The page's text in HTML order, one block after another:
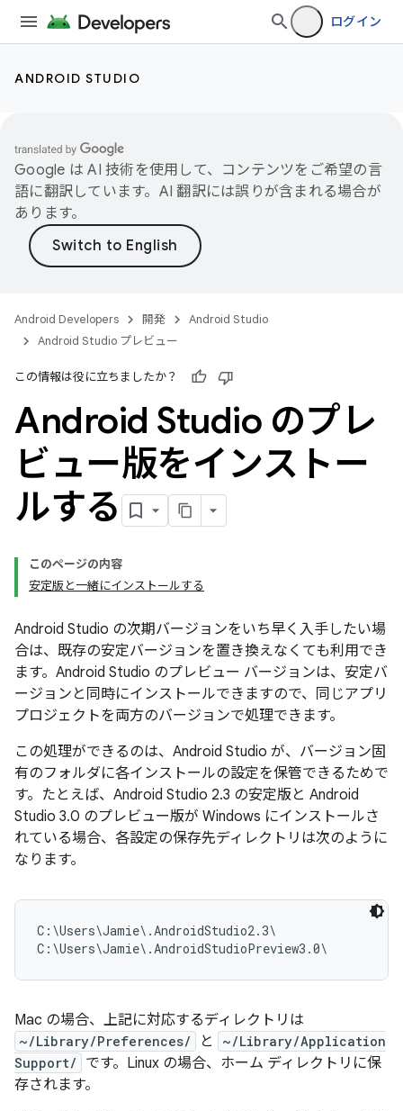
ログイン
ANDROID STUDIO
Google は AI 技術を使用して、コンテンツをご希望の言
語に翻訳しています。AI 翻訳には誤りが含まれる場合が
あります。
Android Developers 開発
Android Studio
Android Studio プレビュー
この情報は役に立ちましたか？
Android Studio のプレ
ビュー版をインストー
ルする
このページの内容
安定版と一緒にインストールする
Android Studio の次期バージョンをいち早く入手したい場
合は、既存の安定バージョンを置き換えなくても利用でき
ます。Android Studio のプレビュー バージョンは、安定バ
ージョンと同時にインストールできますので、同じアプリ
プロジェクトを両方のバージョンで処理できます。
この処理ができるのは、Android Studio が、バージョン固
有のフォルダに各インストールの設定を保管できるためで
す。たとえば、Android Studio 2.3 の安定版と Android
Studio 3.0 のプレビュー版が Windows にインストールさ
れている場合、各設定の保存先ディレクトリは次のように
なります。
C:\Users\Jamie\.AndroidStudio2.3\
Mac の場合、上記に対応するディレクトリは
~/Library/Preferences/ と
~/Library/Application
Support/
です。Linux の場合、ホーム ディレクトリに保
存されます。